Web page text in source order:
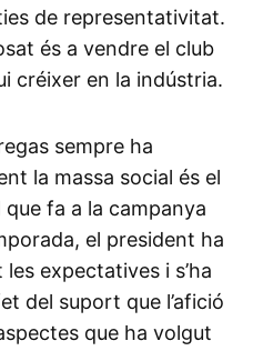
de representativitat.
és a vendre el club
créixer en la indústria.
sempre ha
la massa social és el
fa a la campanya
el president ha
expectatives i s’ha
del suport que l’afició
que ha volgut